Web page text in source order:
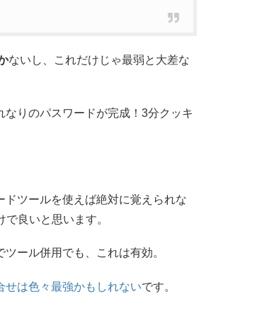
ないし、これだけじゃ最弱と大差な
りのパスワードが完成！3分クッキ
ツールを使えば絶対に覚えられな
良いと思います。
ール併用でも、これは有効。
せは色々最強かもしれないです。